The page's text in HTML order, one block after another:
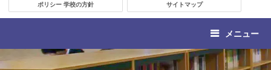
ポリシー 学校の方針 サイトマップ
メニュー